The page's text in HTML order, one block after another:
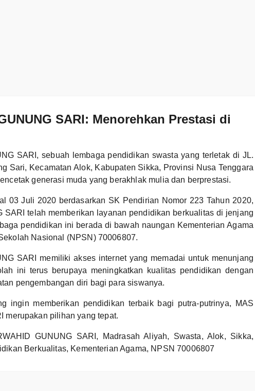
SARI: Menorehkan Prestasi di
SARI, sebuah lembaga pendidikan swasta yang terletak di JL.
Sari, Kecamatan Alok, Kabupaten Sikka, Provinsi Nusa Tenggara
generasi muda yang berakhlak mulia dan berprestasi.
03 Juli 2020 berdasarkan SK Pendirian Nomor 223 Tahun 2020,
SARI telah memberikan layanan pendidikan berkualitas di jenjang
pendidikan ini berada di bawah naungan Kementerian Agama
Nasional (NPSN) 70006807.
SARI memiliki akses internet yang memadai untuk menunjang
ini terus berupaya meningkatkan kualitas pendidikan dengan
pengembangan diri bagi para siswanya.
ingin memberikan pendidikan terbaik bagi putra-putrinya, MAS
merupakan pilihan yang tepat.
GUNUNG SARI, Madrasah Aliyah, Swasta, Alok, Sikka,
Berkualitas, Kementerian Agama, NPSN 70006807